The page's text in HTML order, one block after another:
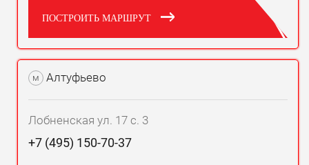
ПОСТРОИТЬ МАРШРУТ
м Алтуфьево
Лобненская ул. 17 с. 3
+7 (495) 150-70-37